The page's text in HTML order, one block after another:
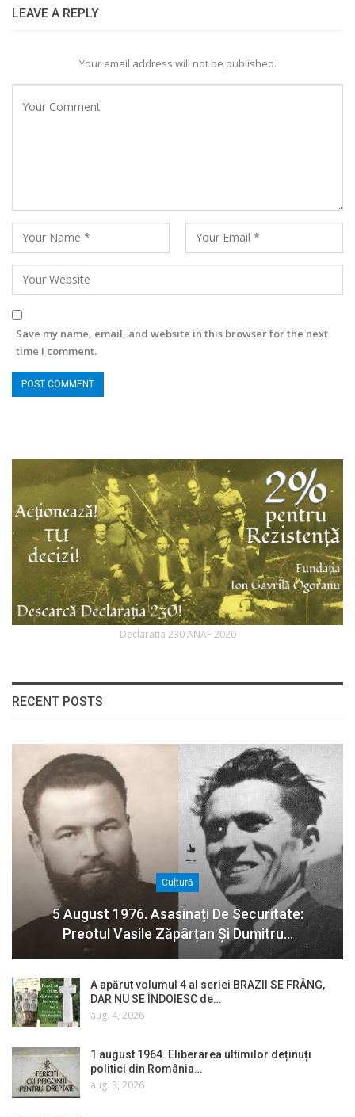
LEAVE A REPLY
Your email address will not be published.
Save my name, email, and website in this browser for the next
time I comment.
Declaratia 230 ANAF 2020
RECENT POSTS
Cultură
5 August 1976. Asasinați De Securitate:
Preotul Vasile Zăpârțan Și Dumitru…
A apărut volumul 4 al seriei BRAZII SE FRÂNG,
DAR NU SE ÎNDOIESC de…
aug. 4, 2026
1 august 1964. Eliberarea ultimilor deținuți
politici din România…
aug. 3, 2026